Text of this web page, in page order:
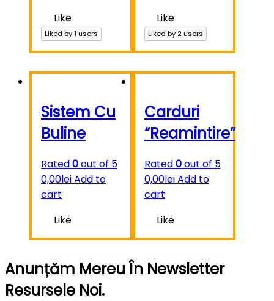
Like
Liked by1 users
Like
Liked by 2users
Sistem Cu
Buline
Rated0out of 5
0,00leiAdd to
cart
Like
Carduri
“Reamintire”
Rated0out of 5
0,00leiAdd to
cart
Like
Anunțăm Mereu În Newsletter
Resursele Noi.